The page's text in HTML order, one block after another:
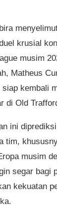
krusial
musim
Matheus
siap kembali
di Old
ini
tim,
musim
segar bagi
kekuatan